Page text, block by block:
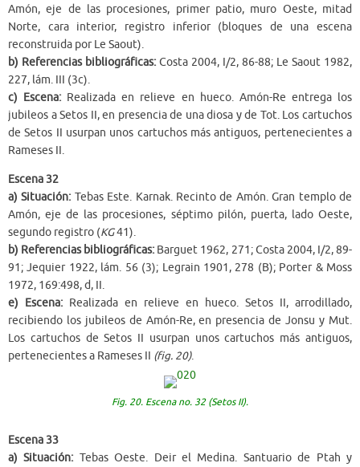
Amón, eje de las procesiones, primer patio, muro Oeste, mitad
Norte, cara interior, registro inferior (bloques de una escena
reconstruida por Le Saout).
b) Referencias bibliográficas: Costa 2004, I/2, 86-88; Le Saout 1982,
227, lám. III (3c).
c) Escena: Realizada en relieve en hueco. Amón-Re entrega los
jubileos a Setos II, en presencia de una diosa y de Tot. Los cartuchos
de Setos II usurpan unos cartuchos más antiguos, pertenecientes a
Rameses II.
Escena 32
a) Situación: Tebas Este. Karnak. Recinto de Amón. Gran templo de
Amón, eje de las procesiones, séptimo pilón, puerta, lado Oeste,
segundo registro (KG41).
b) Referencias bibliográficas: Barguet 1962, 271; Costa 2004, I/2, 89-
91; Jequier 1922, lám. 56 (3); Legrain 1901, 278 (B); Porter & Moss
1972, 169:498, d, II.
e) Escena: Realizada en relieve en hueco. Setos II, arrodillado,
recibiendo los jubileos de Amón-Re, en presencia de Jonsu y Mut.
Los cartuchos de Setos II usurpan unos cartuchos más antiguos,
pertenecientes a Rameses II (fig. 20).
Fig. 20. Escena no. 32 (Setos II).
Escena 33
a) Situación: Tebas Oeste. Deir el Medina. Santuario de Ptah y